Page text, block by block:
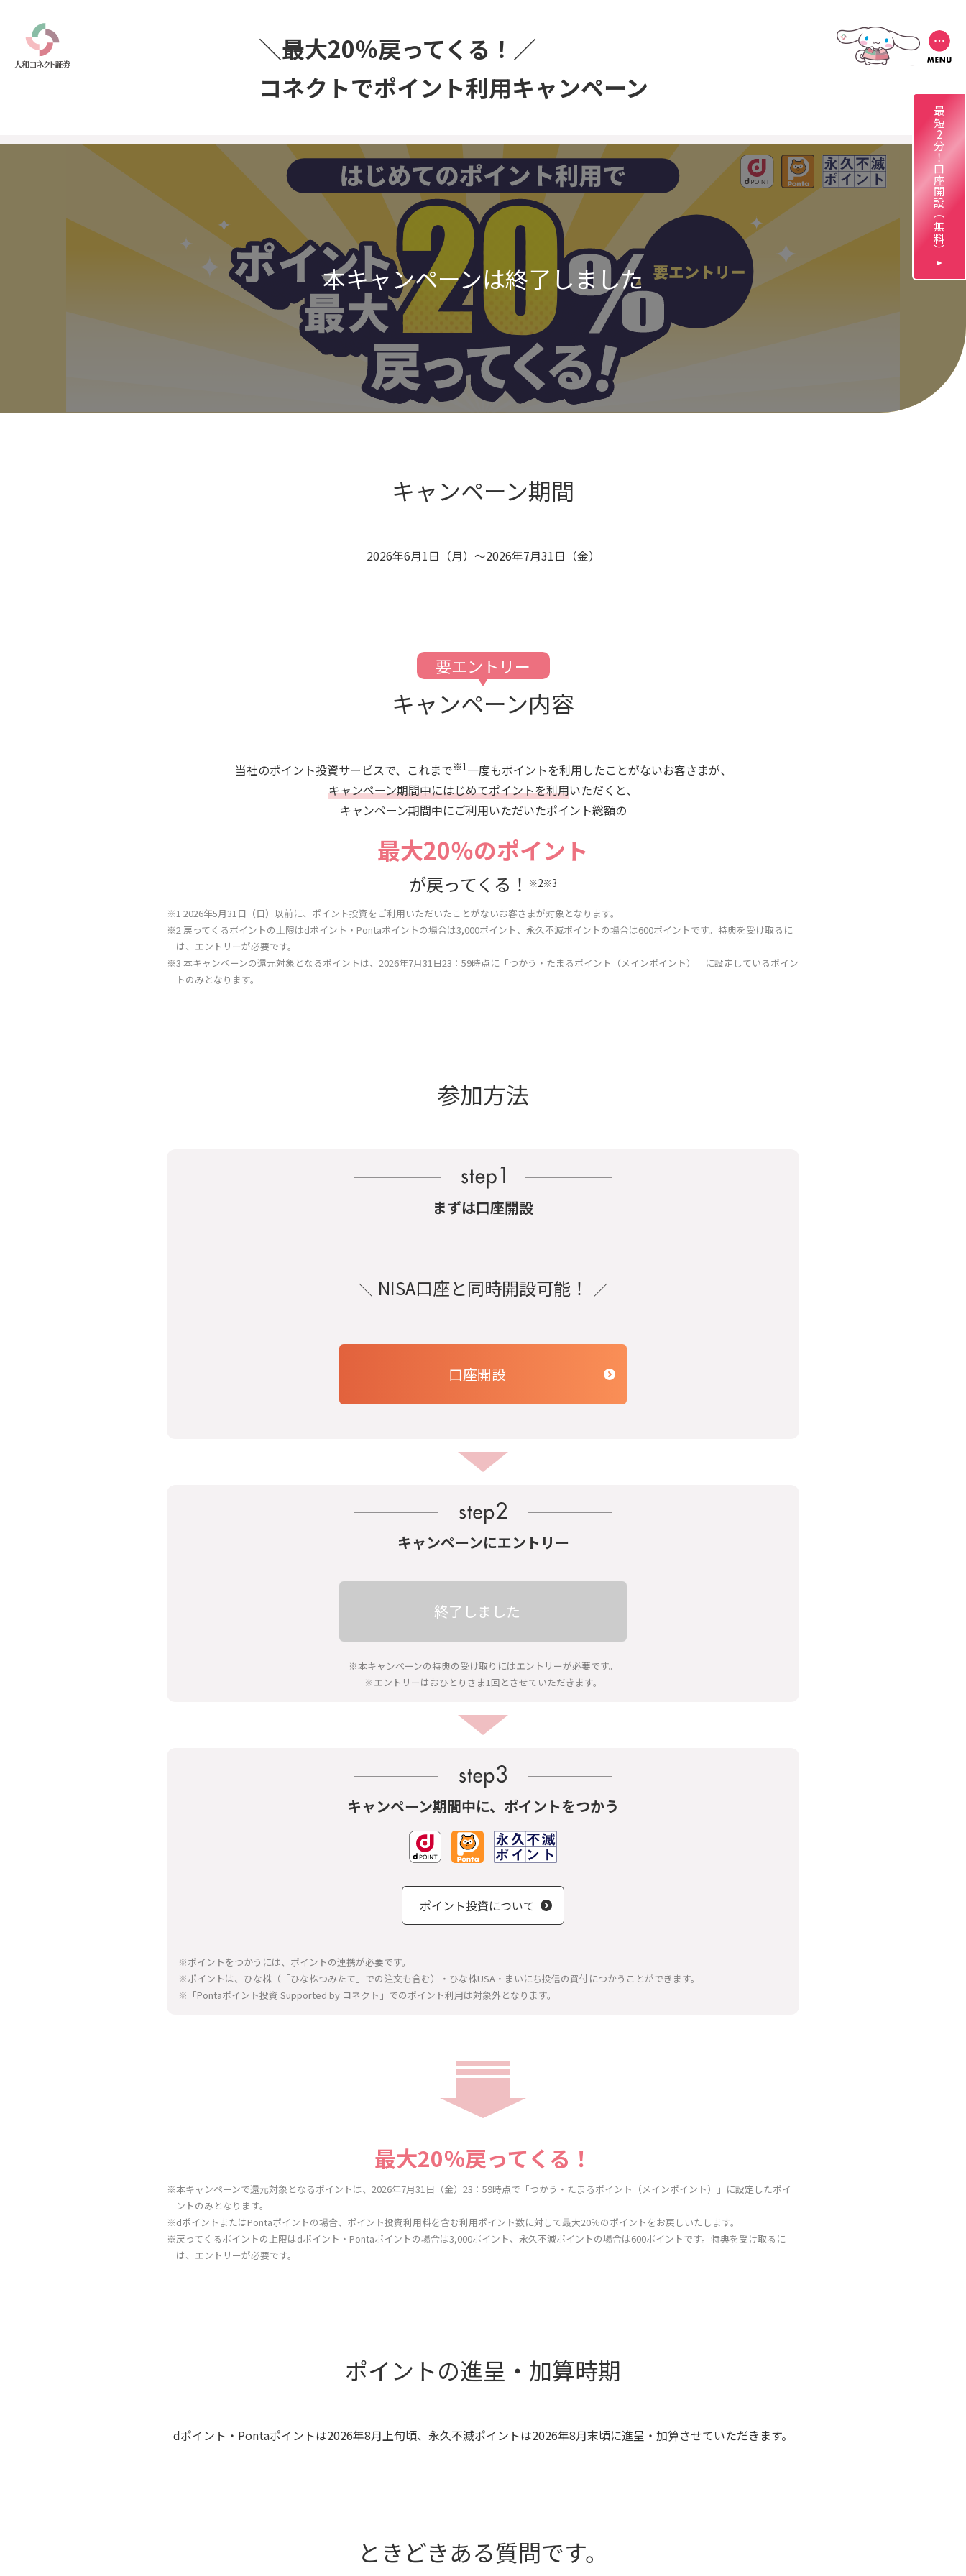
最短2分！口座開設（無料）
＼最大20％戻ってくる！／
コネクトでポイント利用キャンペーン
キャンペーン期間
2026年6月1日（月）～2026年7月31日（金）
要エントリー
キャンペーン内容
当社のポイント投資サービスで、これまで※1一度もポイントを利用したことがないお客さまが、
キャンペーン期間中にはじめてポイントを利用いただくと、
キャンペーン期間中にご利用いただいたポイント総額の
最大20％のポイント
が戻ってくる！ ※2※3
※1 2026年5月31日（日）以前に、ポイント投資をご利用いただいたことがないお客さまが対象となります。
※2 戻ってくるポイントの上限はdポイント・Pontaポイントの場合は3,000ポイント、永久不滅ポイントの場合は600ポイントです。特典を受け取るに
は、エントリーが必要です。
※3 本キャンペーンの還元対象となるポイントは、2026年7月31日23：59時点に「つかう・たまるポイント（メインポイント）」に設定しているポイン
トのみとなります。
参加方法
まずは口座開設
NISA口座と同時開設可能！
口座開設
キャンペーンにエントリー
終了しました
※本キャンペーンの特典の受け取りにはエントリーが必要です。
※エントリーはおひとりさま1回とさせていただきます。
キャンペーン期間中に、 ポイントをつかう
ポイント投資について
※ポイントをつかうには、ポイントの連携が必要です。
※ポイントは、ひな株（「ひな株つみたて」での注文も含む）・ひな株USA・まいにち投信の買付につかうことができます。
※「Pontaポイント投資 Supported by コネクト」でのポイント利用は対象外となります。
最大20％戻ってくる！
※本キャンペーンで還元対象となるポイントは、2026年7月31日（金）23：59時点で「つかう・たまるポイント（メインポイント）」に設定したポイ
ントのみとなります。
※dポイントまたはPontaポイントの場合、ポイント投資利用料を含む利用ポイント数に対して最大20％のポイントをお戻しいたします。
※戻ってくるポイントの上限はdポイント・Pontaポイントの場合は3,000ポイント、永久不滅ポイントの場合は600ポイントです。特典を受け取るに
は、エントリーが必要です。
ポイントの進呈・加算時期
dポイント・Pontaポイントは2026年8月上旬頃、永久不滅ポイントは2026年8月末頃に進呈・加算させていただきます。
ときどきある質問です。